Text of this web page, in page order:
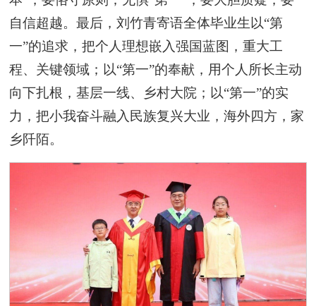
自信超越。最后，刘竹青寄语全体毕业生以“第
一”的追求，把个人理想嵌入强国蓝图，重大工
程、关键领域；以“第一”的奉献，用个人所长主动
向下扎根，基层一线、乡村大院；以“第一”的实
力，把小我奋斗融入民族复兴大业，海外四方，家
乡阡陌。